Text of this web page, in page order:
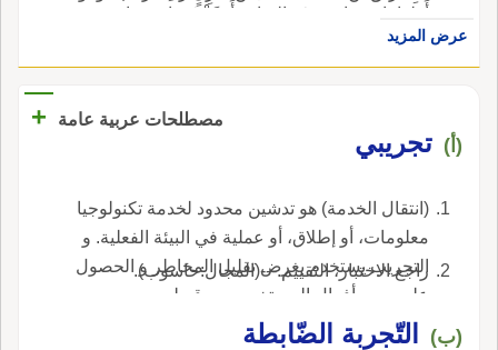
أَهلها، ابن عابَرَ بن شالحَ ابن أَرْفَخْشَذ ابن سام بن
نوح، عليه الصلاة والسلام، ابن ملكان بن مثوب بن
إِدريس، عليه السلام، ابن الرائد بن مهلاييل ب قينان
عرض المزيد
مصطلحات عربية عامة +
(أ) تجريبي
(انتقال الخدمة) هو تدشين محدود لخدمة تكنولوجيا
معلومات، أو إطلاق، أو عملية في البيئة الفعلية. و
التجريب يستخدم بغرض تقليل المخاطر و الحصول
على ردود أفعال المستخدمين و قبولهم.
راجع الاختبار، التقييم.---(المجال:حاسوب).
(ب) التّجربة الضّابطة